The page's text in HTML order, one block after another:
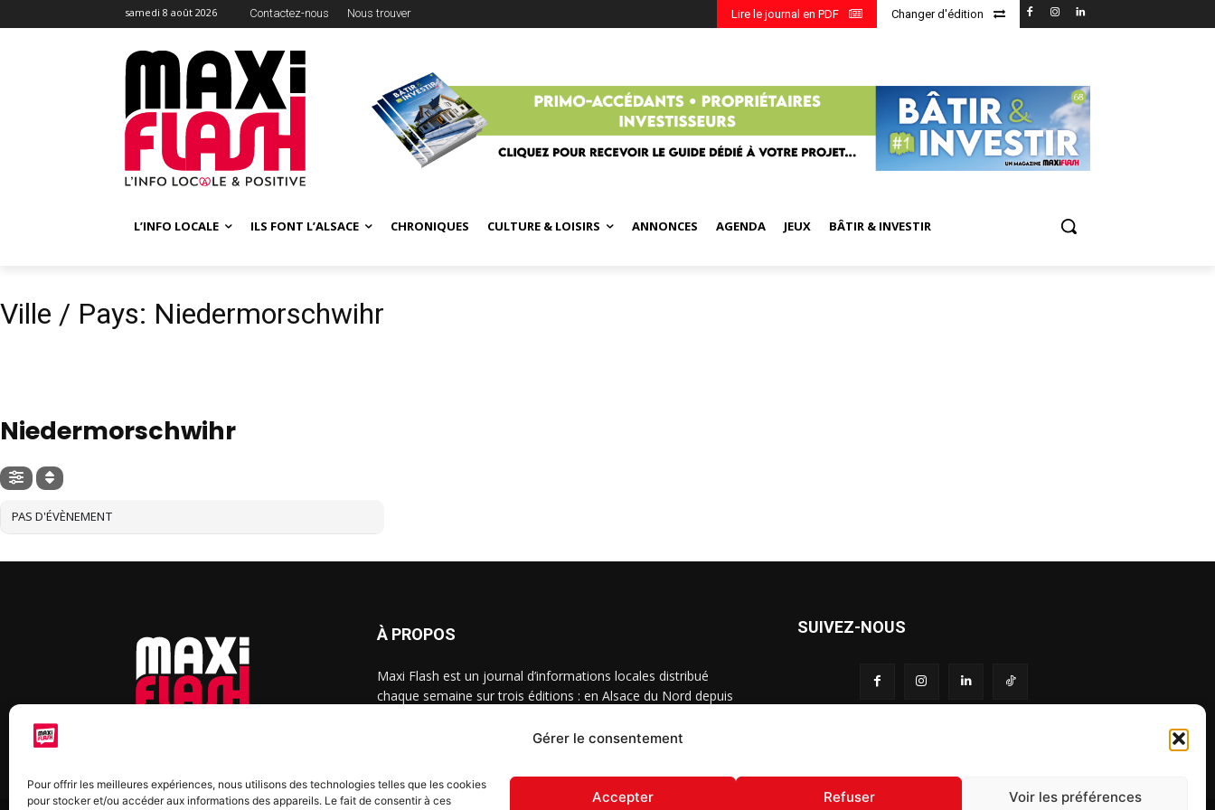
Gérer le consentement
Pour offrir les meilleures expériences, nous utilisons des technologies telles que les cookies
pour stocker et/ou accéder aux informations des appareils. Le fait de consentir à ces
Accepter Refuser Voir les préférences
samedi 8 août 2026 Contactez-nous Nous trouver Changer d'édition
Lire le journal en PDF
L’INFO LOCALE ILS FONT L’ALSACE CHRONIQUES CULTURE & LOISIRS ANNONCES AGENDA JEUX BÂTIR & INVESTIR
Ville / Pays: Niedermorschwihr
Niedermorschwihr
PAS D'ÉVÈNEMENT
À PROPOS
Maxi Flash est un journal d’informations locales distribué
chaque semaine sur trois éditions : en Alsace du Nord depuis
2022, et à Colmar, Vignoble et Plaine depuis 2023.
SUIVEZ-NOUS